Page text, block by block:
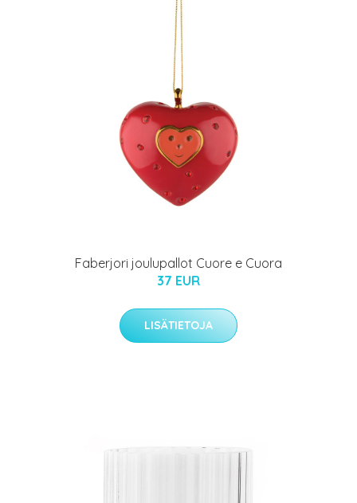
Faberjori joulupallot Cuore e Cuora
37 EUR
LISÄTIETOJA